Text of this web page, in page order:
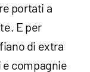
portati a
E per
di extra
compagnie